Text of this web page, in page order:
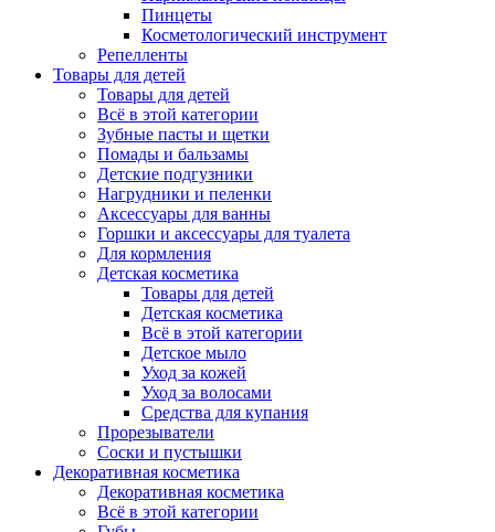
Пинцеты
Косметологический инструмент
Репелленты
Товары для детей
Товары для детей
Всё в этой категории
Зубные пасты и щетки
Помады и бальзамы
Детские подгузники
Нагрудники и пеленки
Аксессуары для ванны
Горшки и аксессуары для туалета
Для кормления
Детская косметика
Товары для детей
Детская косметика
Всё в этой категории
Детское мыло
Уход за кожей
Уход за волосами
Средства для купания
Прорезыватели
Соски и пустышки
Декоративная косметика
Декоративная косметика
Всё в этой категории